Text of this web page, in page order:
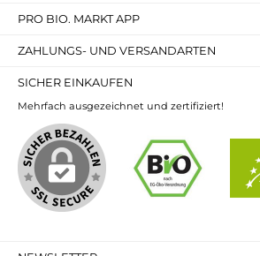
PRO BIO. MARKT APP
ZAHLUNGS- UND VERSANDARTEN
SICHER EINKAUFEN
Mehrfach ausgezeichnet und zertifiziert!